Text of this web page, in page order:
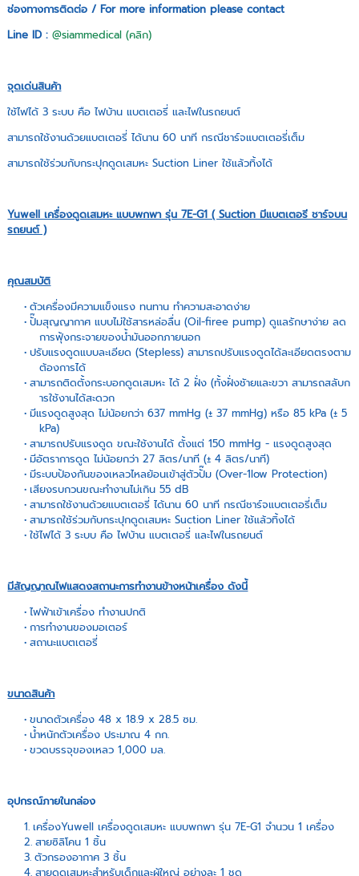
ช่องทางการติดต่อ / For more information please contact
Line ID :@siammedical (คลิก)
จุดเด่นสินค้า
ใช้ไฟได้ 3 ระบบ คือ ไฟบ้าน แบตเตอรี่ และไฟในรถยนต์
สามารถใช้งานด้วยแบตเตอรี่ ได้นาน 60 นาที กรณีชาร์จแบตเตอรี่เต็ม
สามารถใช้ร่วมกับกระปุกดูดเสมหะ Suction Liner ใช้แล้วทิ้งได้
Yuwell เครื่องดูดเสมหะ แบบพกพา รุ่น 7E-G1 ( Suction มีแบตเตอรี ชาร์จบน
รถยนต์ )
คุณสมบัติ
ตัวเครื่องมีความแข็งแรง ทนทาน ทำความสะอาดง่าย
ปั๊มสุญญากาศ แบบไม่ใช้สารหล่อลื่น (Oil-firee pump) ดูแลรักษาง่าย ลด
การฟุ้งกระจายของน้ำมันออกภายนอก
ปรับแรงดูดแบบละเอียด (Stepless) สามารถปรับแรงดูดได้ละเอียดตรงตาม
ต้องการได้
สามารถติดตั้งกระบอกดูดเสมหะ ได้ 2 ฝั่ง (ทั้งฝั่งชัายและขวา สามารถสลับก
ารใช้งานได้สะดวก
มีแรงดูดสูงสุด ไม่น้อยกว่า 637 mmHg (± 37 mmHg) หรือ 85 kPa (± 5
kPa)
สามารถปรับแรงดูด ขณะใช้งานได้ ตั้งแต่ 150 mmHg - แรงดูดสูงสุด
มีอัตราการดูด ไม่น้อยกว่า 27 ลิตร/นาที (± 4 ลิตร/นาที)
มีระบบป้องกันของเหลวไหลย้อนเข้าสู่ตัวปั๊ม (Over-1low Protection)
เสียงรบกวนขณะทำงานไม่เกิน 55 dB
สามารถใช้งานด้วยแบตเตอรี่ ได้นาน 60 นาที กรณีชาร์จแบตเตอรี่เต็ม
สามารถใช้ร่วมกับกระปุกดูดเสมหะ Suction Liner ใช้แล้วทิ้งได้
ใช้ไฟได้ 3 ระบบ คือ ไฟบ้าน แบตเตอรี่ และไฟในรถยนต์
มีสัญญาณไฟแสดงสถานะการทำงานข้างหน้าเครื่อง ดังนี้
ไฟฟ้าเข้าเครื่อง ทำงานปกติ
การทำงานของมอเตอร์
สถานะแบตเตอรี่
ขนาดสินค้า
ขนาดตัวเครื่อง 48 x 18.9 x 28.5 ซม.
น้ำหนักตัวเครื่อง ประมาณ 4 กก.
ขวดบรรจุของเหลว 1,000 มล.
อุปกรณ์ภายในกล่อง
เครื่องYuwell เครื่องดูดเสมหะ แบบพกพา รุ่น 7E-G1 จำนวน 1 เครื่อง
สายซิลิโคน 1 ชิ้น
ตัวกรองอากาศ 3 ชิ้น
สายดูดเสมหะสำหรับเด็กและผู้ใหญ่ อย่างละ 1 ชุด